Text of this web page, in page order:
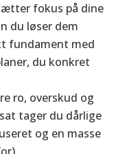
fokus på dine
du løser dem
fundament med
du konkret
ro, overskud og
tager du dårlige
og en masse